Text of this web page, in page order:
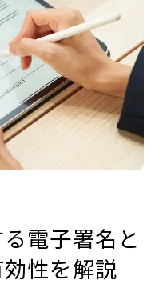
電子署名と
性を解説